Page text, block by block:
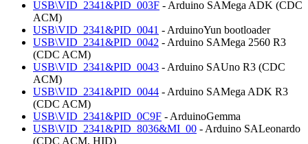
USB\VID_2341&PID_003F - Arduino SAMega ADK (CDC
ACM)
USB\VID_2341&PID_0041 - ArduinoYun bootloader
USB\VID_2341&PID_0042 - Arduino SAMega 2560 R3
(CDC ACM)
USB\VID_2341&PID_0043 - Arduino SAUno R3 (CDC
ACM)
USB\VID_2341&PID_0044 - Arduino SAMega ADK R3
(CDC ACM)
USB\VID_2341&PID_0C9F - ArduinoGemma
USB\VID_2341&PID_8036&MI_00 - Arduino SALeonardo
(CDC ACM, HID)